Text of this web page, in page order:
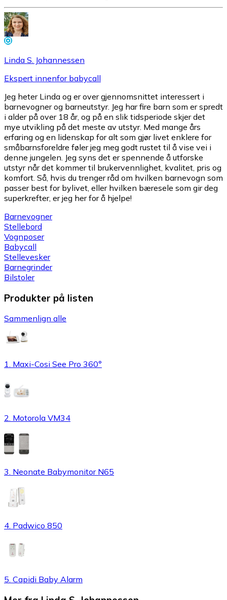
Linda S. Johannessen
Ekspert innenfor babycall
Jeg heter Linda og er over gjennomsnittet interessert i
barnevogner og barneutstyr. Jeg har fire barn som er spredt
i alder på over 18 år, og på en slik tidsperiode skjer det
mye utvikling på det meste av utstyr. Med mange års
erfaring og en lidenskap for alt som gjør livet enklere for
småbarnsforeldre føler jeg meg godt rustet til å vise vei i
denne jungelen. Jeg syns det er spennende å utforske
utstyr når det kommer til brukervennlighet, kvalitet, pris og
komfort. Så, hvis du trenger råd om hvilken barnevogn som
passer best for bylivet, eller hvilken bæresele som gir deg
superkrefter, er jeg her for å hjelpe!
Barnevogner
Stellebord
Vognposer
Babycall
Stellevesker
Barnegrinder
Bilstoler
Produkter på listen
Sammenlign alle
1. Maxi-Cosi See Pro 360°
2. Motorola VM34
3. Neonate Babymonitor N65
4. Padwico 850
5. Capidi Baby Alarm